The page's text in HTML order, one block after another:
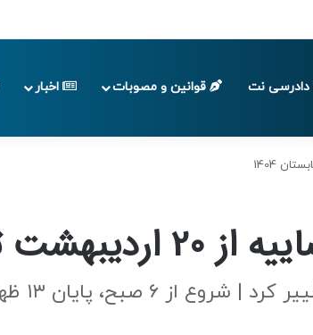
دادرسی نت قوانین و مصوبات اخبار
1404
۶ صبح، پایان ۱۳ ظهر